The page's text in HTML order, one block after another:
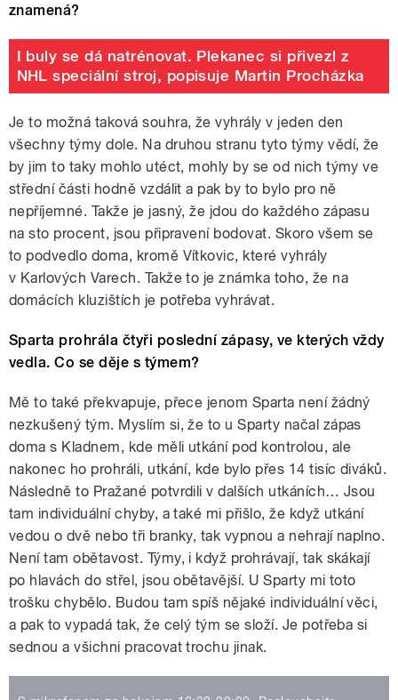
znamená?
I buly se dá natrénovat. Plekanec si přivezl z
NHL speciální stroj, popisuje Martin Procházka
Je to možná taková souhra, že vyhrály v jeden den
všechny týmy dole. Na druhou stranu tyto týmy vědí, že
by jim to taky mohlo utéct, mohly by se od nich týmy ve
střední části hodně vzdálit a pak by to bylo pro ně
nepříjemné. Takže je jasný, že jdou do každého zápasu
na sto procent, jsou připravení bodovat. Skoro všem se
to podvedlo doma, kromě Vítkovic, které vyhrály
v Karlových Varech. Takže to je známka toho, že na
domácích kluzištích je potřeba vyhrávat.
Sparta prohrála čtyři poslední zápasy, ve kterých vždy
vedla. Co se děje s týmem?
Mě to také překvapuje, přece jenom Sparta není žádný
nezkušený tým. Myslím si, že to u Sparty načal zápas
doma s Kladnem, kde měli utkání pod kontrolou, ale
nakonec ho prohráli, utkání, kde bylo přes 14 tisíc diváků.
Následně to Pražané potvrdili v dalších utkáních… Jsou
tam individuální chyby, a také mi přišlo, že když utkání
vedou o dvě nebo tři branky, tak vypnou a nehrají naplno.
Není tam obětavost. Týmy, i když prohrávají, tak skákají
po hlavách do střel, jsou obětavější. U Sparty mi toto
trošku chybělo. Budou tam spíš nějaké individuální věci,
a pak to vypadá tak, že celý tým se složí. Je potřeba si
sednou a všichni pracovat trochu jinak.